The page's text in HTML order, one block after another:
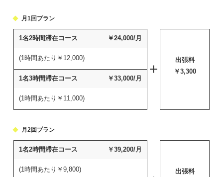
月1回プラン
1名2時間滞在コース ￥24,000/月
(1時間あたり￥12,000)
1名3時間滞在コース ￥33,000/月
(1時間あたり￥11,000)
出張料
￥3,300
月2回プラン
1名2時間滞在コース ￥39,200/月
(1時間あたり￥9,800)
出張料